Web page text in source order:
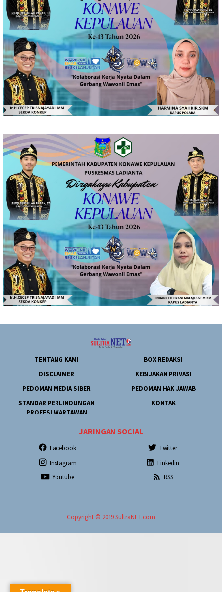
TENTANG KAMI
BOX REDAKSI
DISCLAIMER
KEBIJAKAN PRIVASI
PEDOMAN MEDIA SIBER
PEDOMAN HAK JAWAB
STANDAR PERLINDUNGAN
PROFESI WARTAWAN
KONTAK
JARINGAN SOCIAL
Facebook
Twitter
Instagram
Linkedin
Youtube
RSS
Copyright © 2019 SultraNET.com